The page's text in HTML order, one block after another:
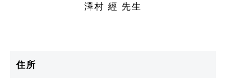
澤村 經 先生
住所